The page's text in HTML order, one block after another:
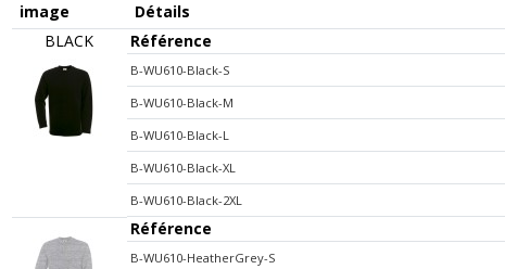
image
Détails
BLACK
Référence
B-WU610-Black-S
B-WU610-Black-M
B-WU610-Black-L
B-WU610-Black-XL
B-WU610-Black-2XL
Référence
B-WU610-HeatherGrey-S